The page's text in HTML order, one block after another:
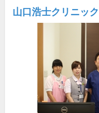
山口浩士クリニック